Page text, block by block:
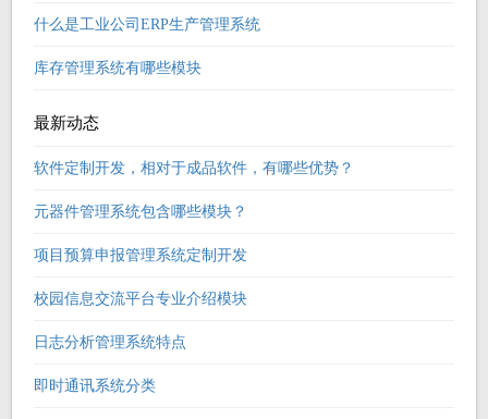
什么是工业公司ERP生产管理系统
库存管理系统有哪些模块
最新动态
软件定制开发，相对于成品软件，有哪些优势？
元器件管理系统包含哪些模块？
项目预算申报管理系统定制开发
校园信息交流平台专业介绍模块
日志分析管理系统特点
即时通讯系统分类